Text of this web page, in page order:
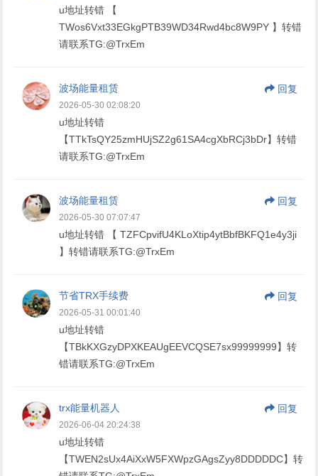
u地址转错 【
TWos6Vxt33EGkgPTB39WD34Rwd4bc8W9PY 】转错
请联系TG:@TrxEm
波场能量租赁 回复
2026-05-30 02:08:20
u地址转错
【TTkTsQY25zmHUjSZ2g61SA4cgXbRCj3bDr】转错
请联系TG:@TrxEm
波场能量租赁 回复
2026-05-30 07:07:47
u地址转错 【 TZFCpvifU4KLoXtip4ytBbfBKFQ1e4y3ji
】转错请联系TG:@TrxEm
节省TRX手续费 回复
2026-05-31 00:01:40
u地址转错
【TBkKXGzyDPXKEAUgEEVCQSE7sx99999999】转
错请联系TG:@TrxEm
trx能量机器人 回复
2026-06-04 20:24:38
u地址转错
【TWEN2sUx4AiXxW5FXWpzGAgsZyy8DDDDDC】转